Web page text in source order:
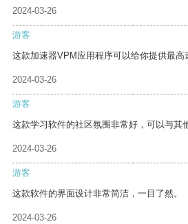
2024-03-26
游客
这款加速器VPM应用程序可以给你提供最高
2024-03-26
游客
这款学习软件的社区氛围非常好，可以与其
2024-03-26
游客
这款软件的界面设计非常简洁，一目了然。
2024-03-26